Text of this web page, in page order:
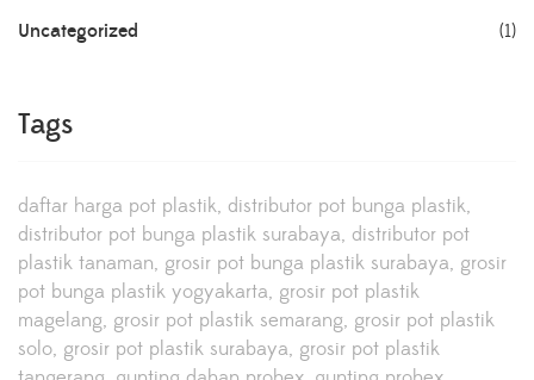
Uncategorized (1)
Tags
daftar harga pot plastik distributor pot bunga plastik
distributor pot bunga plastik surabaya distributor pot
plastik tanaman grosir pot bunga plastik surabaya grosir
pot bunga plastik yogyakarta grosir pot plastik
magelang grosir pot plastik semarang grosir pot plastik
solo grosir pot plastik surabaya grosir pot plastik